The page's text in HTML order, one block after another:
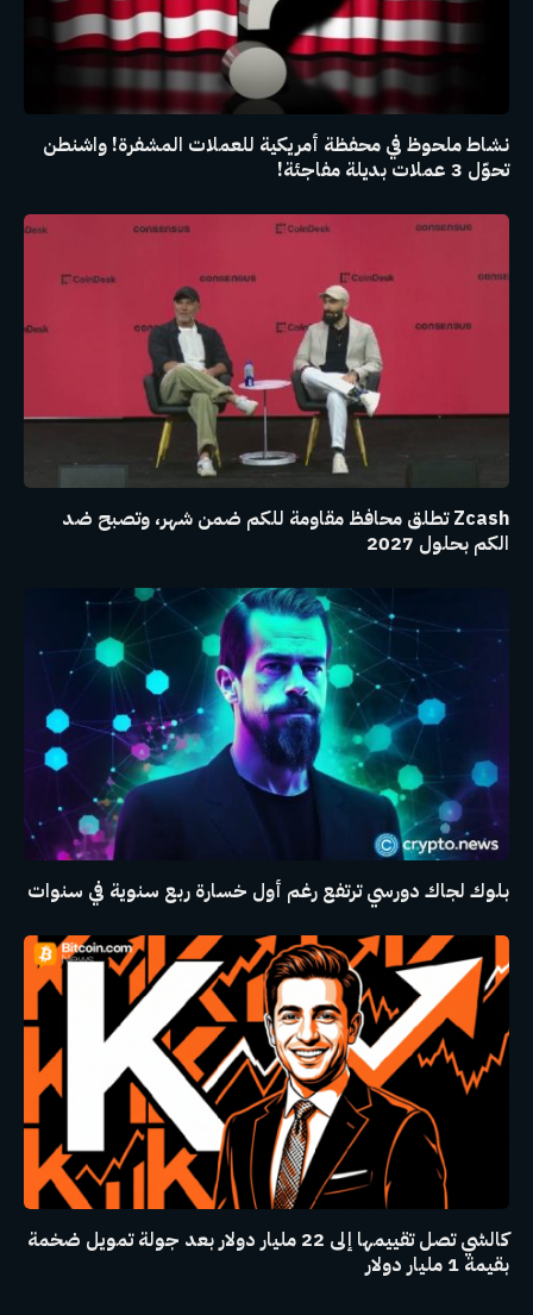
نشاط ملحوظ في محفظة أمريكية للعملات المشفرة! واشنطن
تحوّل 3 عملات بديلة مفاجئة!
Zcash تطلق محافظ مقاومة للكم ضمن شهر، وتصبح ضد
الكم بحلول 2027
بلوك لجاك دورسي ترتفع رغم أول خسارة ربع سنوية في سنوات
كالشي تصل تقييمها إلى 22 مليار دولار بعد جولة تمويل ضخمة
بقيمة 1 مليار دولار